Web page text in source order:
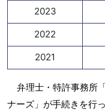
2023
2022
2021
弁理士・特許事務所
ナーズ」が手続きを行